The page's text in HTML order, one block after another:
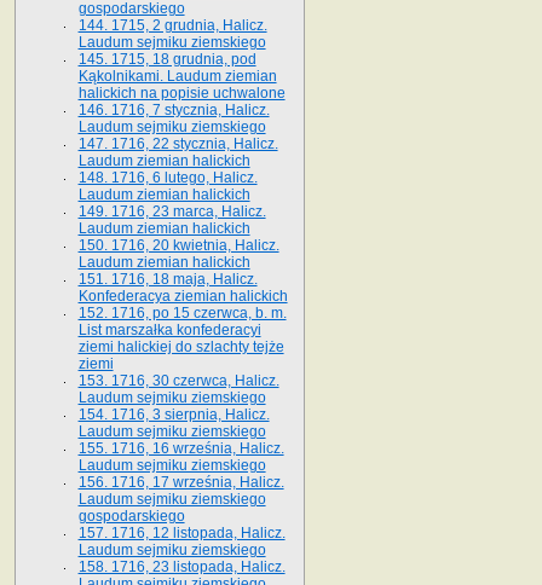
gospodarskiego
144. 1715, 2 grudnia, Halicz.
Laudum sejmiku ziemskiego
145. 1715, 18 grudnia, pod
Kąkolnikami. Laudum ziemian
halickich na popisie uchwalone
146. 1716, 7 stycznia, Halicz.
Laudum sejmiku ziemskiego
147. 1716, 22 stycznia, Halicz.
Laudum ziemian halickich
148. 1716, 6 lutego, Halicz.
Laudum ziemian halickich
149. 1716, 23 marca, Halicz.
Laudum ziemian halickich
150. 1716, 20 kwietnia, Halicz.
Laudum ziemian halickich
151. 1716, 18 maja, Halicz.
Konfederacya ziemian halickich
152. 1716, po 15 czerwca, b. m.
List marszałka konfederacyi
ziemi halickiej do szlachty tejże
ziemi
153. 1716, 30 czerwca, Halicz.
Laudum sejmiku ziemskiego
154. 1716, 3 sierpnia, Halicz.
Laudum sejmiku ziemskiego
155. 1716, 16 września, Halicz.
Laudum sejmiku ziemskiego
156. 1716, 17 września, Halicz.
Laudum sejmiku ziemskiego
gospodarskiego
157. 1716, 12 listopada, Halicz.
Laudum sejmiku ziemskiego
158. 1716, 23 listopada, Halicz.